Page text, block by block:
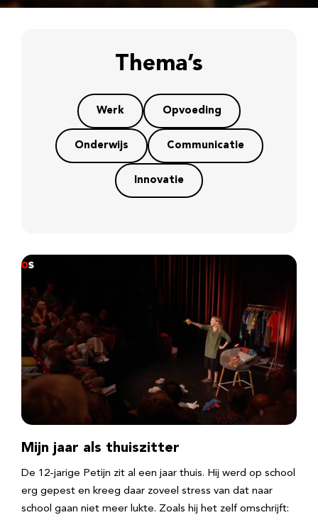
Thema’s
Werk Opvoeding
Onderwijs Communicatie
Innovatie
Mijn jaar als thuiszitter
De 12-jarige Petijn zit al een jaar thuis. Hij werd op school
erg gepest en kreeg daar zoveel stress van dat naar
school gaan niet meer lukte. Zoals hij het zelf omschrijft: